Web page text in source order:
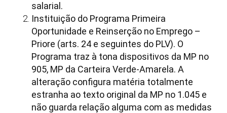
salarial.
Instituição do Programa Primeira
Oportunidade e Reinserção no Emprego –
Priore (arts. 24 e seguintes do PLV). O
Programa traz à tona dispositivos da MP no
905, MP da Carteira Verde-Amarela. A
alteração configura matéria totalmente
estranha ao texto original da MP no 1.045 e
não guarda relação alguma com as medidas